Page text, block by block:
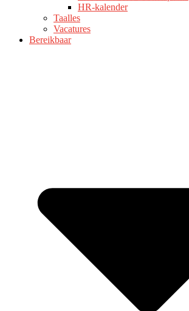
HR-kalender
Taalles
Vacatures
Bereikbaar